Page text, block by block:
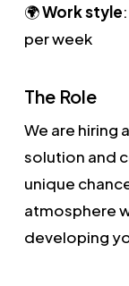
🌍Work style
per week
The Role
We are hiring
solution and
unique
atmosphere
developing